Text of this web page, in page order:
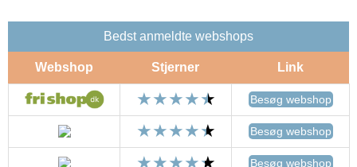
Bedst anmeldte webshops
Webshop Stjerner Link
Besøg webshop
Besøg webshop
Besøg webshop